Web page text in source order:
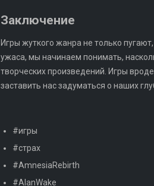
Заключение
Игры жуткого жанра не только
ужаса, мы начинаем понимать,
творческих произведений. Игры вроде
заставить нас задуматься о наших
#игры
#страх
#AmnesiaRebirth
#AlanWake